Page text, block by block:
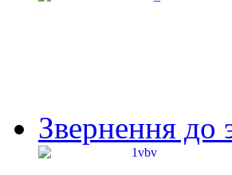
Звернення до